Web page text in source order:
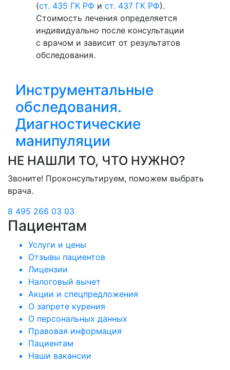
(ст. 435 ГК РФ и ст. 437 ГК РФ).
Стоимость лечения определяется
индивидуально после консультации
с врачом и зависит от результатов
обследования.
Инструментальные
обследования.
Диагностические
манипуляции
НЕ НАШЛИ ТО, ЧТО НУЖНО?
Звоните! Проконсультируем, поможем выбрать
врача.
8 495 266 03 03
Пациентам
Услуги и цены
Отзывы пациентов
Лицензии
Налоговый вычет
Акции и спецпредложения
О запрете курения
О персональных данных
Правовая информация
Пациентам
Наши вакансии